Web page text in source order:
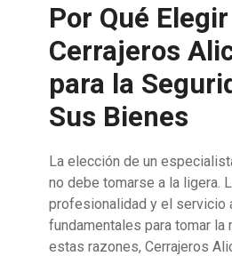
Por Qué Elegir
Cerrajeros
para la
Sus Bienes
La elección de un
no debe tomarse a la ligera.
profesionalidad y el servicio
fundamentales para tomar la
estas razones, Cerrajeros